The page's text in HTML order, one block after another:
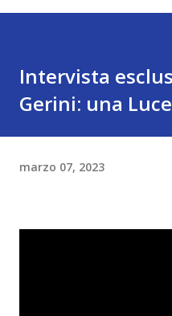
Intervista
Gerini: una
marzo 07, 2023